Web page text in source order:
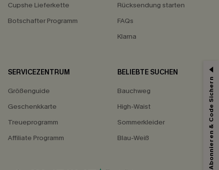
Cupshe Lieferkette
Botschafter Programm
Rücksendung starten
FAQs
Klarna
SERVICEZENTRUM
Größenguide
Geschenkkarte
Treueprogramm
Affiliate Programm
BELIEBTE SUCHEN
Bauchweg
High-Waist
Sommerkleider
Blau-Weiß
Abonnieren & Code Sichern